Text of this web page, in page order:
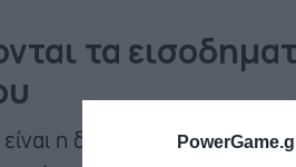
τα
η διεύρυνση των